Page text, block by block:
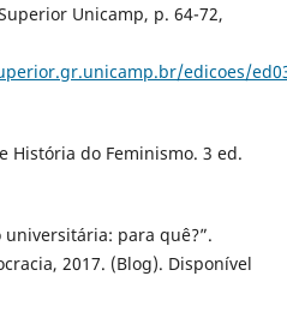
Unicamp, p. 64-72,
edicoes/
História do Feminismo. 3 ed.
universitária: para quê?”.
2017. (Blog). Disponível